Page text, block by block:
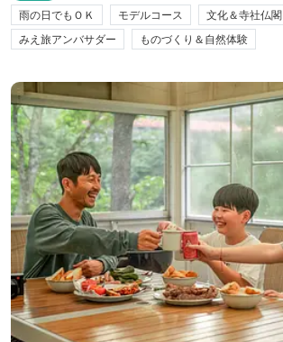
雨の日でもＯＫ
モデルコース
文化＆寺社仏閣
みえ旅アンバサダー
ものづくり＆自然体験